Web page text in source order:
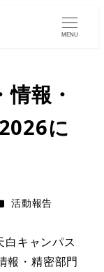
MENU
報・
に
テゴリー
活動報告
キャンパス
報・精密部門